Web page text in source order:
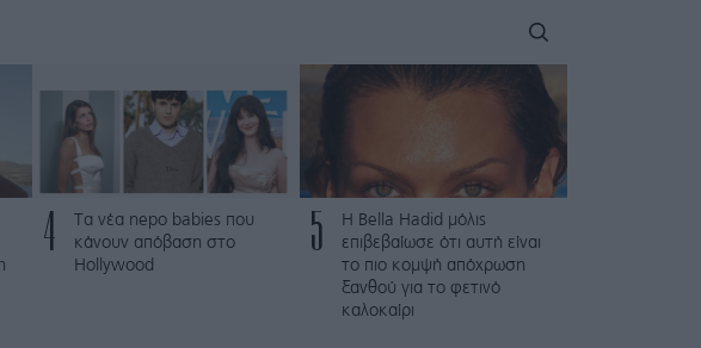
4
Τα νέα nepo babies που
κάνουν απόβαση στο
Hollywood
5
Η Bella Hadid μόλις
επιβεβαίωσε ότι αυτή είναι
το πιο κομψή απόχρωση
ξανθού για το φετινό
καλοκαίρι